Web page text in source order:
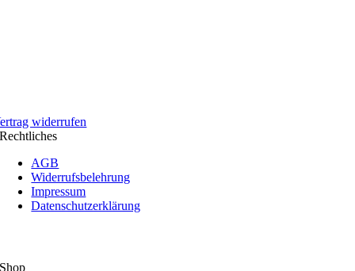
widerrufen
Rechtliches
AGB
Widerrufsbelehrung
Impressum
Datenschutzerklärung
Shop